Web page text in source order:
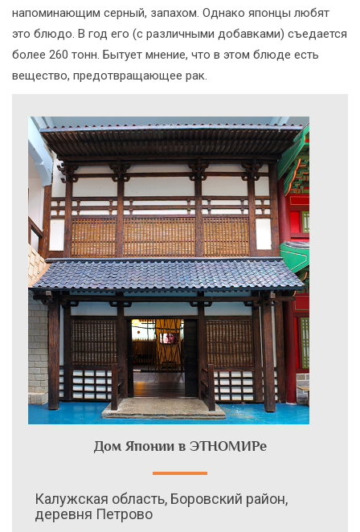
напоминающим серный, запахом. Однако японцы любят
это блюдо. В год его (с различными добавками) съедается
более 260 тонн. Бытует мнение, что в этом блюде есть
вещество, предотвращающее рак.
Дом Японии в ЭТНОМИРе
Калужская область, Боровский район,
деревня Петрово